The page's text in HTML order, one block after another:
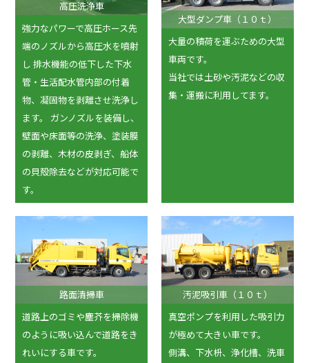
高圧洗浄車
強力なパワーで高圧ホース先
端のノズルから高圧水を噴射
し 排水機能の低下した下水
管・生活配水管内部の付着
物、凝固物を剥離させ洗浄し
ます。 ガンノズルを装備し、
壁面や床面等の洗浄、塗装膜
の剥離、木材の皮剥ぎ、船体
の貝殻除去などが対応可能で
す。
大型ダンプ車（１０ｔ）
大量の積荷を運ぶための大型
車両です。
当社では土砂や汚泥などの収
集・運搬に利用してます。
路面清掃車
道路上のゴミや塵芥を掃除機
のように吸い込んで道路をき
れいにする車です。
汚泥吸引車（１０ｔ）
真空ポンプを利用した吸引力
が極めて大きい車です。
側溝、下水枡、浄化槽、洗車